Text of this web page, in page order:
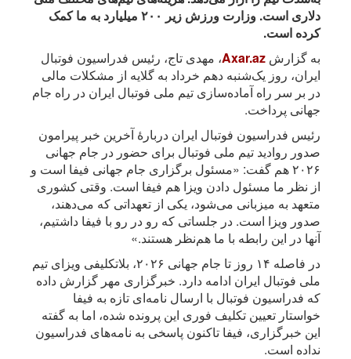
دلاری است. وزارت ورزش زیر ۲۰۰ میلیارد به ما کمک
کرده است.
به گزارش Axar.az، مهدی تاج، رئیس فدراسیون فوتبال
ایران، روز یک‌شنبه دهم خرداد به گلایه از مشکلات مالی
در بر سر راه آماده‌سازی تیم ملی فوتبال ایران در راه جام
جهانی پرداخت.
رئیس فدراسیون فوتبال ایران دربارهٔ آخرین خبر پیرامون
صدور روادید تیم ملی فوتبال برای حضور در جام جهانی
۲۰۲۶ هم گفت: «مسئول برگزاری جام جهانی فیفا است و
از نظر ما مسئول دادن ویزا هم فیفا است. وقتی کشوری
متعهد به میزبانی می‌شود، یکی از تعهداتی که می‌دهند،
صدور ویزا است. در جلساتی که رو در رو با فیفا داشتیم،
آنها در این رابطه با ما هم‌نظر هستند.»
در فاصله ۱۴ روز تا جام جهانی ۲۰۲۶، بلاتکلیفی ویزای تیم
ملی فوتبال ایران ادامه دارد. خبرگزاری مهر گزارش داده
که فدراسیون فوتبال با ارسال نامه‌ای تازه به فیفا
خواستار تعیین تکلیف فوری این پرونده شده، اما به گفته
این خبرگزاری، فیفا تاکنون پاسخی به نامه‌های فدراسیون
نداده است.